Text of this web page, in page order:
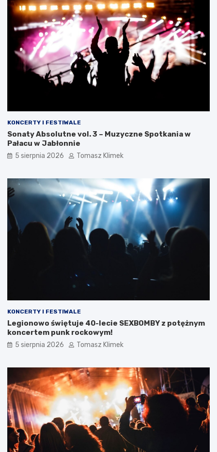
KONCERTY I FESTIWALE
Sonaty Absolutne vol. 3 – Muzyczne Spotkania w
Pałacu w Jabłonnie
5 sierpnia 2026 Tomasz Klimek
KONCERTY I FESTIWALE
Legionowo świętuje 40-lecie SEXBOMBY z potężnym
koncertem punk rockowym!
5 sierpnia 2026 Tomasz Klimek